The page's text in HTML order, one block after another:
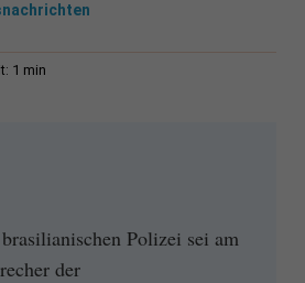
1 min
Polizei sei am
der